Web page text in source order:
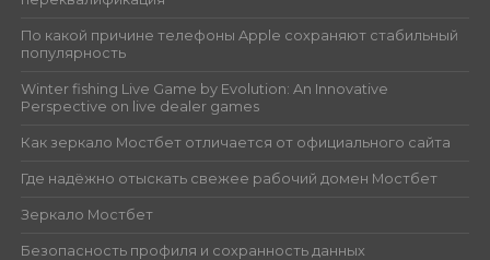
По какой причине телефоны Apple сохраняют стабильный
популярность
Winter fishing Live Game by Evolution: An Innovative
Perspective on live dealer games
Как зеркало Мостбет отличается от официального сайта
Где надёжно отыскать свежее рабочий домен Мостбет
Зеркало Мостбет
Безопасность профиля и сохранность данных